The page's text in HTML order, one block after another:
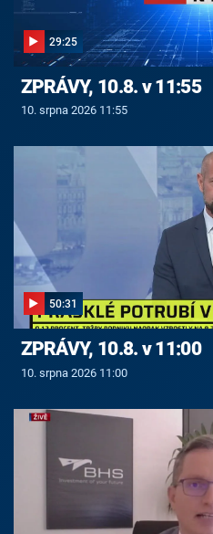
29:25
ZPRÁVY, 10.8. v 11:55
10. srpna 2026 11:55
50:31
ZPRÁVY, 10.8. v 11:00
10. srpna 2026 11:00